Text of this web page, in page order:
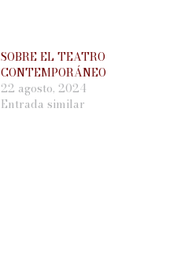
SOBRE EL TEATRO
CONTEMPORÁNEO
22 agosto, 2024
Entrada similar